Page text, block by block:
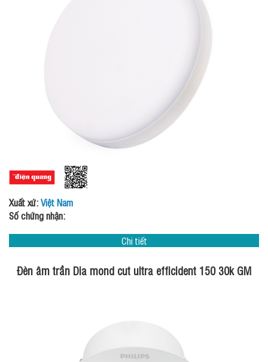
Xuất xứ:Việt Nam
Số chứng nhận:
Chi tiết
Đèn âm trần Dia mond cut ultra efficident 150 30k GM